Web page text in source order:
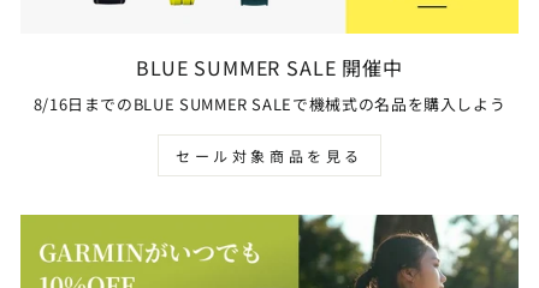
BLUE SUMMER SALE 開催中
8/16日までのBLUE SUMMER SALEで機械式の名品を購入しよう
セール対象商品を見る